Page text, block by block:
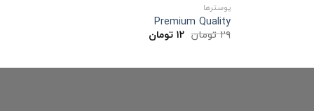
پوسترها
Premium Quality
۲۹ تومان قیمت
اصلی:
بود.
۱۲ تومانقیمت
فعلی: